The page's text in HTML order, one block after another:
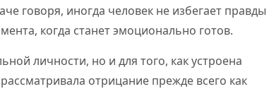
говоря, иногда человек не избегает правды
когда станет эмоционально готов.
личности, но и для того, как устроена
отрицание прежде всего как